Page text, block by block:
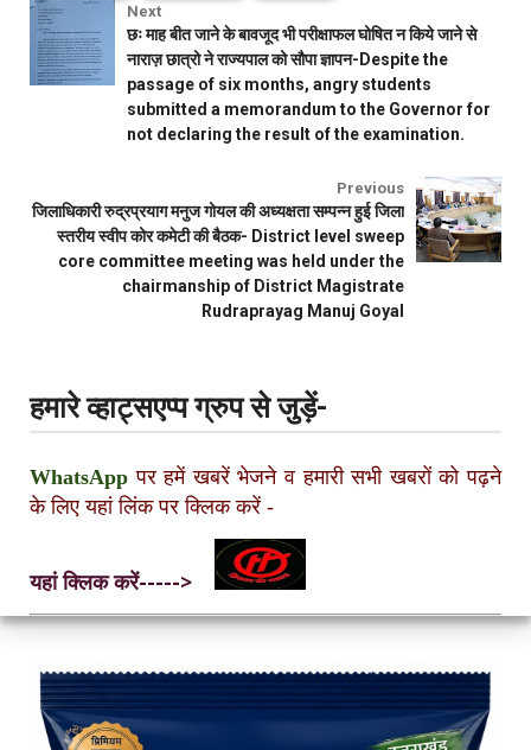
Next
छः माह बीत जाने के बावजूद भी परीक्षाफल घोषित न किये जाने से
नाराज़ छात्रो ने राज्यपाल को सौपा ज्ञापन-Despite the
passage of six months, angry students
submitted a memorandum to the Governor for
not declaring the result of the examination.
Previous
जिलाधिकारी रुद्रप्रयाग मनुज गोयल की अध्यक्षता सम्पन्न हुई जिला
स्तरीय स्वीप कोर कमेटी की बैठक- District level sweep
core committee meeting was held under the
chairmanship of District Magistrate
Rudraprayag Manuj Goyal
हमारे व्हाट्सएप्प ग्रुप से जुड़ें-
WhatsApp पर हमें खबरें भेजने व हमारी सभी खबरों को पढ़ने
के लिए यहां लिंक पर क्लिक करें -
यहां क्लिक करें----->